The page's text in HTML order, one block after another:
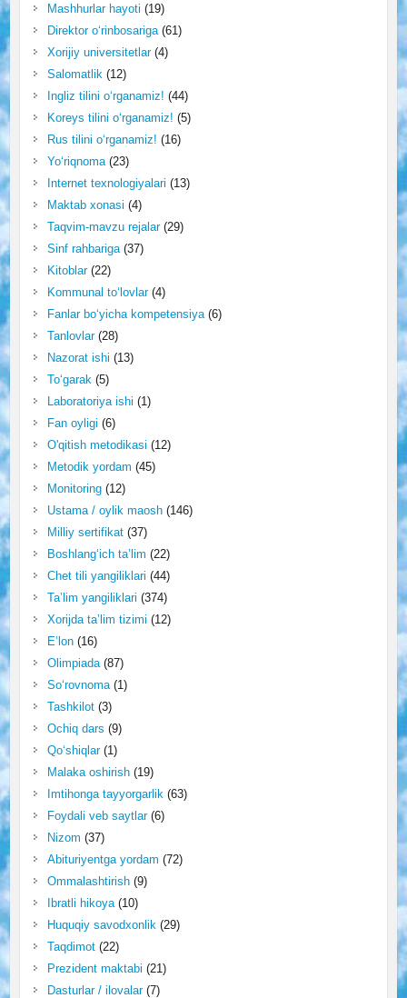
Mashhurlar hayoti (19)
Direktor o‘rinbosariga(61)
Xorijiy universitetlar(4)
Salomatlik (12)
Ingliz tilini o‘rganamiz! (44)
Koreys tilini o‘rganamiz! (5)
Rus tilini o‘rganamiz! (16)
Yo‘riqnoma(23)
Internet texnologiyalari (13)
Maktab xonasi (4)
Taqvim-mavzu rejalar(29)
Sinf rahbariga(37)
Kitoblar(22)
Kommunal to‘lovlar(4)
Fanlar bo‘yicha kompetensiya(6)
Tanlovlar(28)
Nazorat ishi (13)
To‘garak (5)
Laboratoriya ishi (1)
Fan oyligi (6)
O'qitish metodikasi (12)
Metodik yordam (45)
Monitoring(12)
Ustama / oylik maosh(146)
Milliy sertifikat(37)
Boshlang‘ich ta’lim (22)
Chet tili yangiliklari (44)
Ta’lim yangiliklari (374)
Xorijda ta’lim tizimi (12)
E’lon(16)
Olimpiada(87)
So‘rovnoma(1)
Tashkilot(3)
Ochiq dars (9)
Qo‘shiqlar(1)
Malaka oshirish(19)
Imtihonga tayyorgarlik (63)
Foydali veb saytlar(6)
Nizom (37)
Abituriyentga yordam (72)
Ommalashtirish(9)
Ibratli hikoya(10)
Huquqiy savodxonlik (29)
Taqdimot(22)
Prezident maktabi (21)
Dasturlar / ilovalar(7)